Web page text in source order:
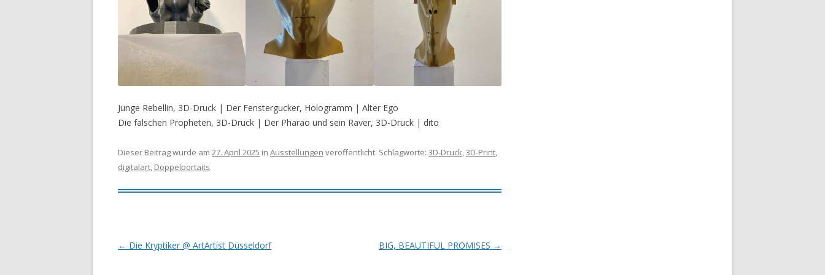
Junge Rebellin, 3D-Druck | Der Fenstergucker, Hologramm | Alter Ego
Die falschen Propheten, 3D-Druck | Der Pharao und sein Raver, 3D-Druck | dito
Dieser Beitrag wurde am 27. April 2025 in Ausstellungen veröffentlicht. Schlagworte: 3D-Druck 3D-Print
digitalart Doppelportaits.
Beitragsnavigation
← Die Kryptiker @ ArtArtist Düsseldorf BIG, BEAUTIFUL PROMISES →